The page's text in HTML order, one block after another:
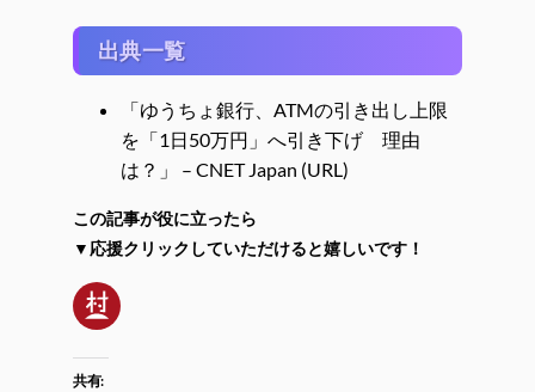
出典一覧
「ゆうちょ銀行、ATMの引き出し上限
を「1日50万円」へ引き下げ 理由
は？」 – CNET Japan (URL)
この記事が役に立ったら
▼応援クリックしていただけると嬉しいです！
共有: